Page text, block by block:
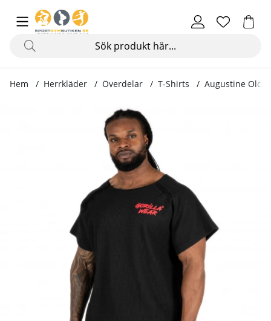
Hem Herrkläder Överdelar T-Shirts Augustine Old
Produktbilder Augustine Old School Work Out Top, black/